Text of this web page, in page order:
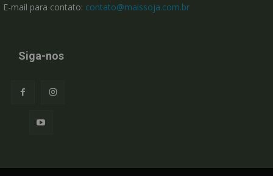
E-mail para contato: contato@maissoja.com.br
Siga-nos